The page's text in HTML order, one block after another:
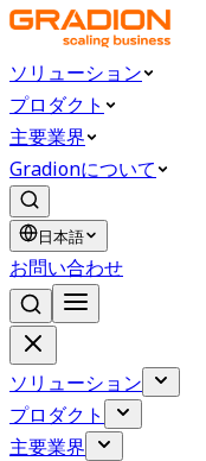
ソリューション
プロダクト
主要業界
Gradionについて
日本語
お問い合わせ
ソリューション
プロダクト
主要業界